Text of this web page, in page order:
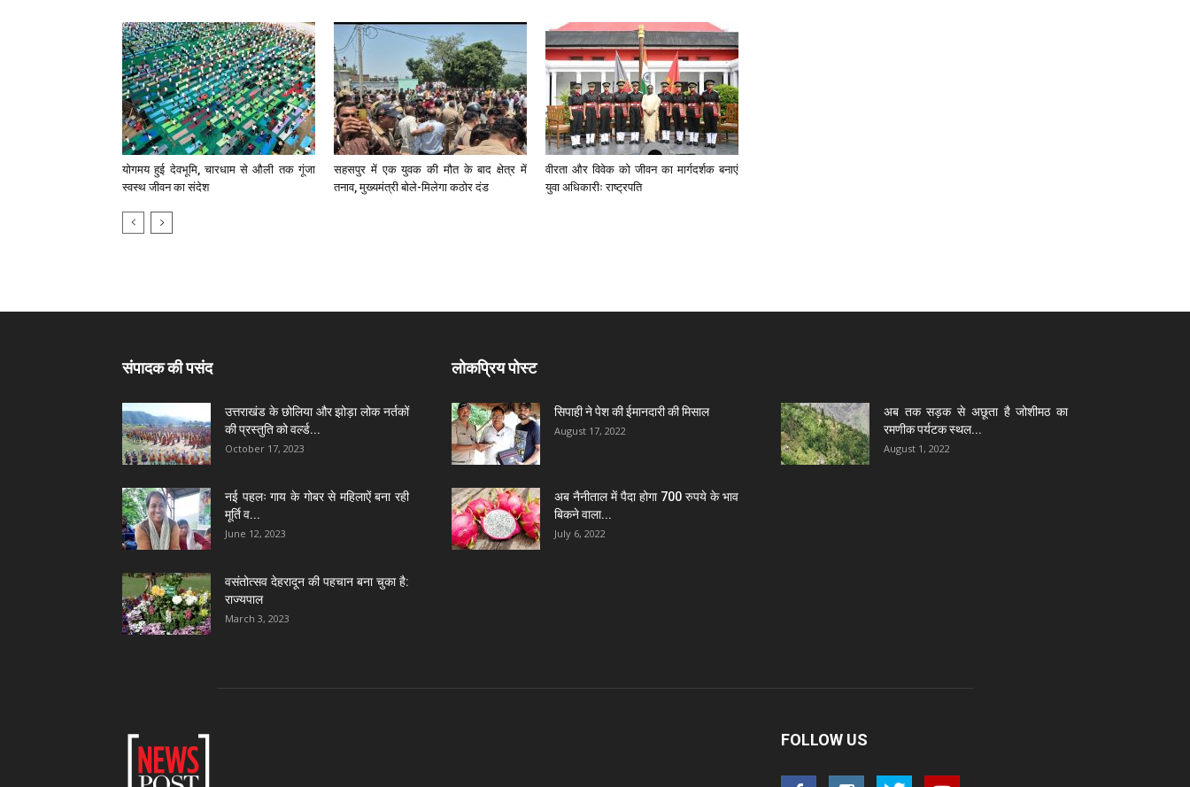
योगमय हुई देवभूमि, चारधाम से औली तक गूंजा
स्वस्थ जीवन का संदेश
सहसपुर में एक युवक की मौत के बाद क्षेत्र में
तनाव, मुख्यमंत्री बोले-मिलेगा कठोर दंड
वीरता और विवेक को जीवन का मार्गदर्शक बनाएं
युवा अधिकारीः राष्ट्रपति
संपादक की पसंद
उत्तराखंड के छोलिया और झोड़ा लोक नर्तकों
की प्रस्तुति को वर्ल्ड...
October 17, 2023
नई पहलः गाय के गोबर से महिलाऐं बना रही
मूर्ति व...
June 12, 2023
वसंतोत्सव देहरादून की पहचान बना चुका है:
राज्यपाल
March 3, 2023
लोकप्रिय पोस्ट
सिपाही ने पेश की ईमानदारी की मिसाल
August 17, 2022
अब तक सड़क से अछूता है जोशीमठ का
रमणीक पर्यटक स्थल...
August 1, 2022
अब नैनीताल में पैदा होगा 700 रुपये के भाव
बिकने वाला...
July 6, 2022
FOLLOW US